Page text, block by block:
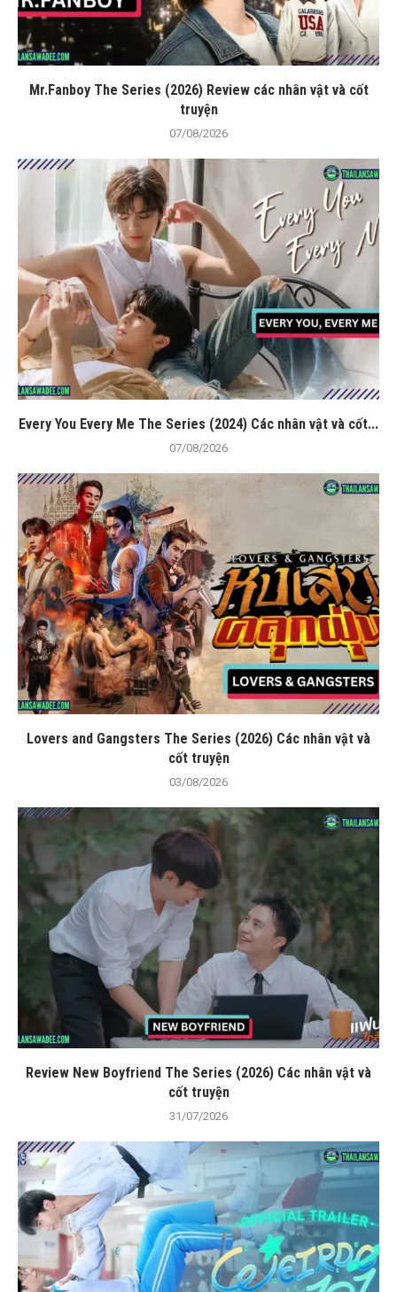
Mr.Fanboy The Series (2026) Review các nhân vật và cốt
truyện
07/08/2026
Every You Every Me The Series (2024) Các nhân vật và cốt...
07/08/2026
Lovers and Gangsters The Series (2026) Các nhân vật và
cốt truyện
03/08/2026
Review New Boyfriend The Series (2026) Các nhân vật và
cốt truyện
31/07/2026